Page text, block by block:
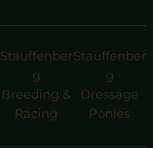
Stauffenber
g
Breeding &
Racing
Stauffenber
g
Dressage
Ponies